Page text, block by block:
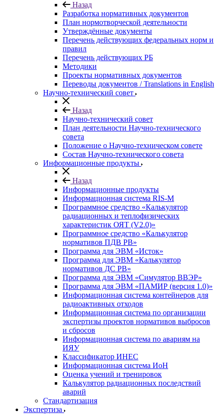
Назад
Разработка нормативных документов
План нормотворческой деятельности
Утверждённые документы
Перечень действующих федеральных норм и
правил
Перечень действующих РБ
Методики
Проекты нормативных документов
Переводы документов / Translations in English
Научно-технический совет
Назад
Научно-технический совет
План деятельности Научно-технического
совета
Положение о Научно-техническом совете
Состав Научно-технического совета
Информационные продукты
Назад
Информационные продукты
Информационная система RIS-M
Программное средство «Калькулятор
радиационных и теплофизических
характеристик ОЯТ (V2.0)»
Программное средство «Калькулятор
нормативов ПДВ РВ»
Программа для ЭВМ «Исток»
Программа для ЭВМ «Калькулятор
нормативов ДС РВ»
Программа для ЭВМ «Симулятор ВВЭР»
Программа для ЭВМ «ПАМИР (версия 1.0)»
Информационная система контейнеров для
радиоактивных отходов
Информационная система по организации
экспертизы проектов нормативов выбросов
и сбросов
Информационная система по авариям на
ИЯУ
Классификатор ИНЕС
Информационная система ИоН
Оценка учений и тренировок
Калькулятор радиационных последствий
аварий
Стандартизация
Экспертиза